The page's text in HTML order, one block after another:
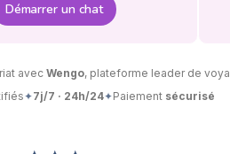
Démarrer un chat
avec Wengo, plateforme leader de
✦7j/7 · 24h/24✦Paiement sécurisé